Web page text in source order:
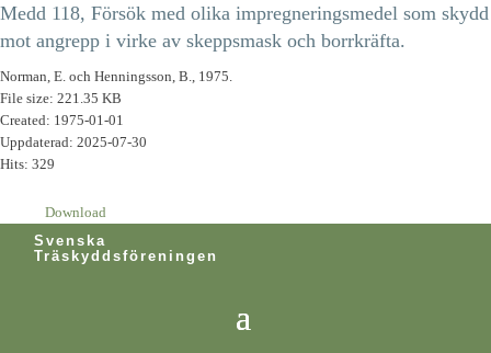
Medd 118, Försök med olika impregneringsmedel som skydd
mot angrepp i virke av skeppsmask och borrkräfta.
Norman, E. och Henningsson, B., 1975.
File size: 221.35 KB
Created: 1975-01-01
Uppdaterad: 2025-07-30
Hits: 329
Download
Svenska
Träskyddsföreningen